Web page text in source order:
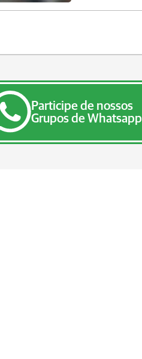
Participe de nossos
Grupos de Whatsapp